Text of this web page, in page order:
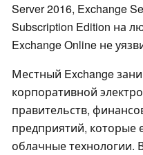
Server 2016, Exchange
Subscription Edition на
Exchange Online не
Местный Exchange
корпоративной
правительств,
предприятий,
облачные технологии.